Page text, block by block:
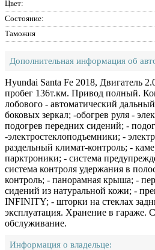
Цвет:
Состояние:
Таможня
Дополнительная информация об
Hyundai Santa Fe 2018, Двигатель
пробег 136т.км. Привод полный.
лобового - автоматический
боковых зеркал; -обогрев руля -
подогрев передних сидений; -
-электростеклоподъемники; -
раздельный климат-контроль; -
парктроники; - система
система контроля удержания в
контроль; - панорамная крыша; -
сидений из натуральной кожи; -
INFINITY; - шторки на стеклах
эксплуатация. Хранение в гараже.
обслуживание.
Информация о владельце: